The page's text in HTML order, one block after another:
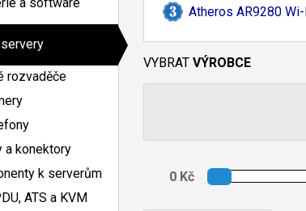
rozvaděče
a konektory
k serverům
ATS a KVM
Atheros AR9280 Wi-
VYBRAT VÝROBCE